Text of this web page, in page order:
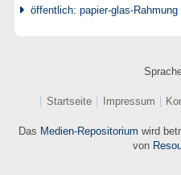
öffentlich: papier-glas-Rahmung
Startseite Impressum
Das Medien-Repositorium wird
von